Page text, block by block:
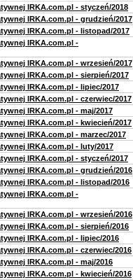
IRKA.com.pl - styczeń/2018
IRKA.com.pl - grudzień/2017
IRKA.com.pl - listopad/2017
IRKA.com.pl -
IRKA.com.pl - wrzesień/2017
IRKA.com.pl - sierpień/2017
IRKA.com.pl - lipiec/2017
IRKA.com.pl - czerwiec/2017
IRKA.com.pl - maj/2017
IRKA.com.pl - kwiecień/2017
IRKA.com.pl - marzec/2017
IRKA.com.pl - luty/2017
IRKA.com.pl - styczeń/2017
IRKA.com.pl - grudzień/2016
IRKA.com.pl - listopad/2016
IRKA.com.pl -
IRKA.com.pl - wrzesień/2016
IRKA.com.pl - sierpień/2016
IRKA.com.pl - lipiec/2016
IRKA.com.pl - czerwiec/2016
IRKA.com.pl - maj/2016
IRKA.com.pl - kwiecień/2016